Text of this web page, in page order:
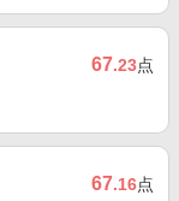
67.23点
67.16点